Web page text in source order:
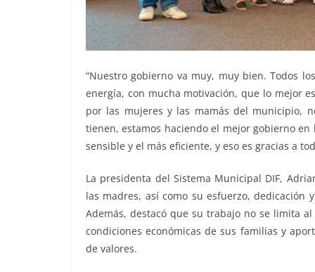
“Nuestro gobierno va muy, muy bien. Todos
energía, con mucha motivación, que lo mejor
por las mujeres y las mamás del municipio,
tienen, estamos haciendo el mejor gobierno
sensible y el más eficiente, y eso es gracias a
La presidenta del Sistema Municipal DIF,
las madres, así como su esfuerzo,
Además, destacó que su trabajo no se limita
condiciones económicas de sus familias y
de valores.